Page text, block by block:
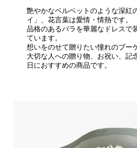
艶やかなベルベットのような深紅
イ」、花言葉は愛情・情熱です。
品格のあるバラを華麗なドレスで
ています。
想いをのせて贈りたい憧れのブー
大切な人への贈り物、お祝い、記
日におすすめの商品です。